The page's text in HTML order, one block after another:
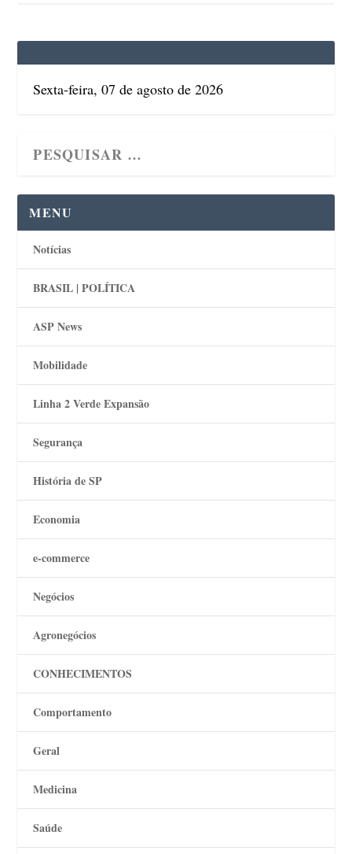
Sexta-feira, 07 de agosto de 2026
MENU
Notícias
BRASIL | POLÍTICA
ASP News
Mobilidade
Linha 2 Verde Expansão
Segurança
História de SP
Economia
e-commerce
Negócios
Agronegócios
CONHECIMENTOS
Comportamento
Geral
Medicina
Saúde